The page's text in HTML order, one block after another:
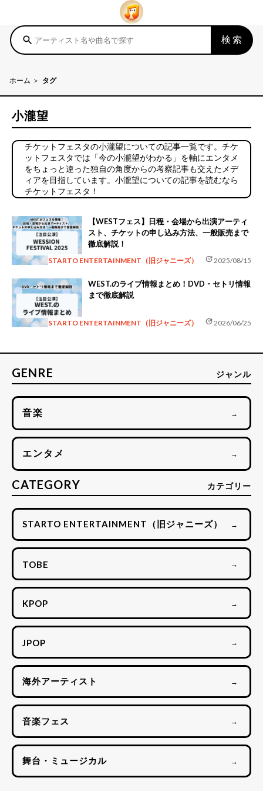
search 検索
ホーム タグ
小瀧望
チケットフェスタの小瀧望についての記事一覧です。チケ
ットフェスタでは「今の小瀧望がわかる」を軸にエンタメ
をちょっと違った独自の角度からの考察記事も交えたメデ
ィアを目指しています。小瀧望についての記事を読むなら
チケットフェスタ！
【WESTフェス】日程・会場から出演アーティ
スト、チケットの申し込み方法、一般販売まで
徹底解説！
STARTO ENTERTAINMENT（旧ジャニーズ） update2025/08/15
WEST.のライブ情報まとめ！DVD・セトリ情報
まで徹底解説
STARTO ENTERTAINMENT（旧ジャニーズ） update2026/06/25
GENRE ジャンル
音楽 →
エンタメ →
CATEGORY カテゴリー
STARTO ENTERTAINMENT（旧ジャニーズ） →
TOBE →
KPOP →
JPOP →
海外アーティスト →
音楽フェス →
舞台・ミュージカル →